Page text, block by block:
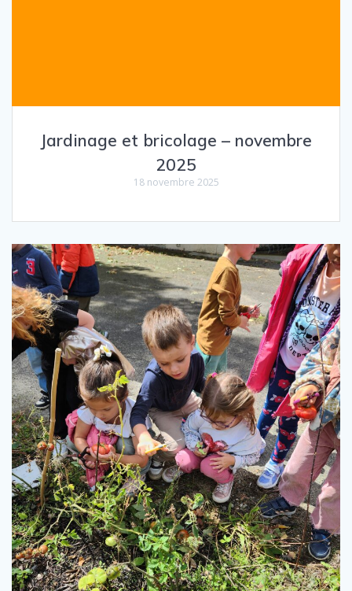
Jardinage et bricolage – novembre
2025
18 novembre 2025